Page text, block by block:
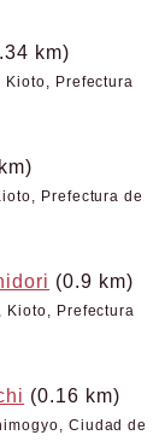
km)
Prefectura
Prefectura de
(0.9 km)
Kioto, Prefectura
(0.16 km)
Ciudad de